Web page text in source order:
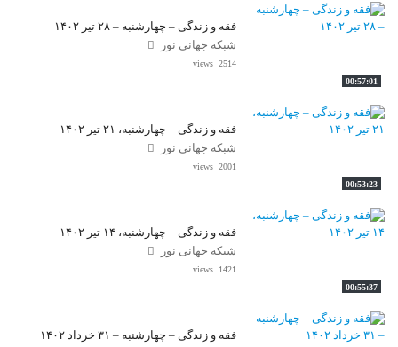
00:57:01
فقه و زندگی – چهارشنبه – ۲۸ تیر ۱۴۰۲
شبکه جهانی نور
2514 views
00:53:23
فقه و زندگی – چهارشنبه، ۲۱ تیر ۱۴۰۲
شبکه جهانی نور
2001 views
00:55:37
فقه و زندگی – چهارشنبه، ۱۴ تیر ۱۴۰۲
شبکه جهانی نور
1421 views
فقه و زندگی – چهارشنبه – ۳۱ خرداد ۱۴۰۲